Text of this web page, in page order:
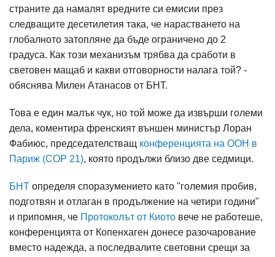
страните да намалят вредните си емисии през
следващите десетилетия така, че нарастването на
глобалното затопляне да бъде ограничено до 2
градуса. Как този механизъм трябва да сработи в
световен мащаб и какви отговорности налага той? -
обяснява Милен Атанасов от БНТ.
Това е един малък чук, но той може да извърши големи
дела, коментира френският външен министър Лоран
Фабиюс, председателстващ конференцията на ООН в
Париж (COP 21), която продължи близо две седмици.
БНТ определя споразумението като "големия пробив,
подготвян и отлаган в продължение на четири години"
и припомня, че Протоколът от Киото вече не работеше,
конференцията от Копенхаген донесе разочарование
вместо надежда, а последвалите световни срещи за